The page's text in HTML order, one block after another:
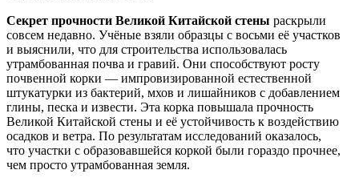
Секрет прочности Великой Китайской стены раскрыли
совсем недавно. Учёные взяли образцы с восьми её участков
и выяснили, что для строительства использовалась
утрамбованная почва и гравий. Они способствуют росту
почвенной корки — импровизированной естественной
штукатурки из бактерий, мхов и лишайников с добавлением
глины, песка и извести. Эта корка повышала прочность
Великой Китайской стены и её устойчивость к воздействию
осадков и ветра. По результатам исследований оказалось,
что участки с образовавшейся коркой были гораздо прочнее,
чем просто утрамбованная земля.